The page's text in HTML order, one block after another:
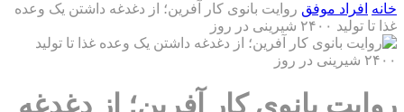
خانه افراد موفق روایت بانوی کار آفرین؛ از دغدغه داشتن یک وعده
غذا تا تولید ۲۴۰۰ شیرینی در روز
روایت بانوی کار آفرین؛ از دغدغه